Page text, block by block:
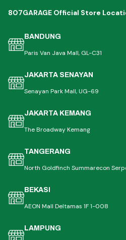
807GARAGE Official Store
BANDUNG
Paris Van Java Mall, GL-C31
JAKARTA SENAYAN
Senayan Park Mall, UG-69
JAKARTA KEMANG
The Broadway Kemang
TANGERANG
North Goldfinch Summarecon
BEKASI
AEON Mall Deltamas 1F 1-008
LAMPUNG